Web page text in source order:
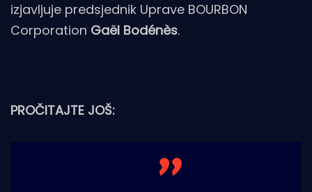
izjavljuje predsjednik Uprave BOURBON
Corporation Gaël Bodénès.
PROČITAJTE JOŠ: